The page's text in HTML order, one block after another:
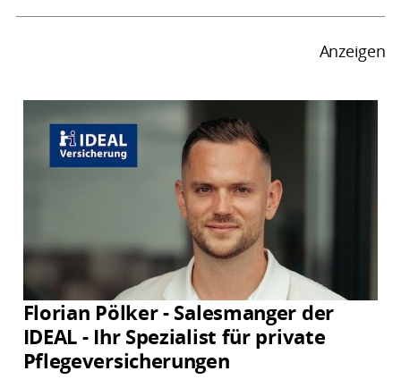
Anzeigen
Florian Pölker - Salesmanger der
IDEAL - Ihr Spezialist für private
Pflegeversicherungen